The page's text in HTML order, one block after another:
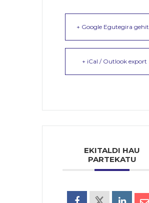
+ Google Egutegira
+ iCal / Outlook export
EKITALDI HAU
PARTEKATU